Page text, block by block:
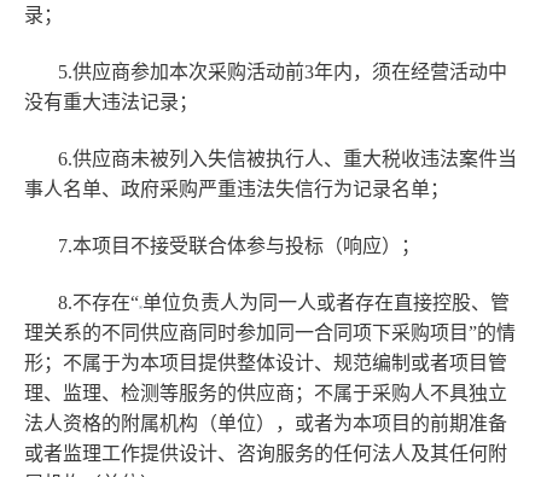
录；
5.供应商参加本次采购活动前3年内，须在经营活动中
没有重大违法记录；
6.供应商未被列入失信被执行人、重大税收违法案件当
事人名单、政府采购严重违法失信行为记录名单；
7.本项目不接受联合体参与投标（响应）；
8.不存在“单位负责人为同一人或者存在直接控股、管
理关系的不同供应商同时参加同一合同项下采购项目”的情
形；不属于为本项目提供整体设计、规范编制或者项目管
理、监理、检测等服务的供应商；不属于采购人不具独立
法人资格的附属机构（单位），或者为本项目的前期准备
或者监理工作提供设计、咨询服务的任何法人及其任何附